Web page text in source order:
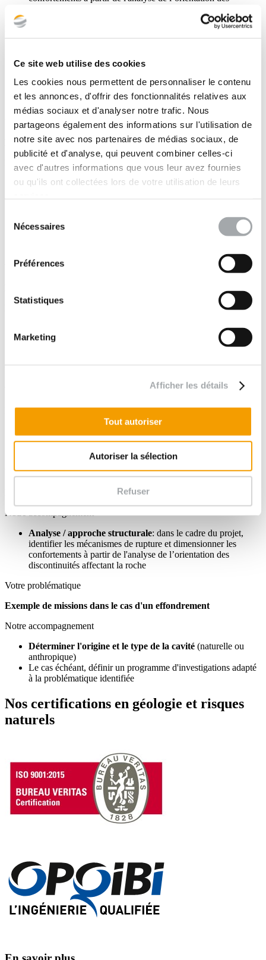
Ce site web utilise des cookies
Les cookies nous permettent de personnaliser le contenu
et les annonces, d'offrir des fonctionnalités relatives aux
médias sociaux et d'analyser notre trafic. Nous
partageons également des informations sur l'utilisation de
notre site avec nos partenaires de médias sociaux, de
publicité et d'analyse, qui peuvent combiner celles-ci
avec d'autres informations que vous leur avez fournies
ou qu'ils ont collectées lors de votre utilisation de leurs
Nécessaires
Préférences
Statistiques
Marketing
Afficher les détails
Tout autoriser
Autoriser la sélection
Refuser
Exemple de missions dans le cas d'un effondrement
Déterminer l'origine et le type de la cavité
anthropique)
Le cas échéant, définir un programme d'investigations adapté
à la problématique identifiée
Votre problématique
En amont de tout projet
Notre accompagnement
En amont de toute intervention,appréhender un
éventuel
d'exemple, une campagne géophysique en cas de suspicion de
Votre problématique
Notre accompagnement
compréhension fine du modèle géologique
pour une pertinence accrue dans la définition du modèle
Valider la faisabilité d'un projet au regard du risque naturel
Notre accompagnement
du risque naturel au droit / sur le tracé du projet
En fonction de l'analyse, décider de l'avenir du projet
Votre problématique
Exemple de missions dans le cas d'une problématique rocheuse
Notre accompagnement
Analyse / approche structurale: dans le cadre du projet,
identifier les mécanismes de rupture et dimensionner les
confortements à partir de l'analyse de l’orientation des
discontinuités affectant la roche
Votre problématique
Exemple de missions dans le cas d'un effondrement
Notre accompagnement
Déterminer l'origine et le type de la cavité (naturelle ou
anthropique)
Le cas échéant, définir un programme d'investigations adapté
à la problématique identifiée
Nos certifications en géologie et risques
naturels